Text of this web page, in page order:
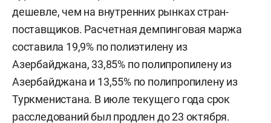
дешевле, чем на внутренних рынках стран-
поставщиков. Расчетная демпинговая маржа
составила 19,9% по полиэтилену из
Азербайджана, 33,85% по полипропилену из
Азербайджана и 13,55% по полипропилену из
Туркменистана. В июле текущего года срок
расследований был продлен до 23 октября.